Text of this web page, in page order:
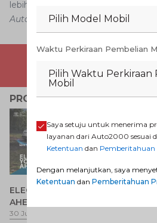
lebih dahulu.
Auto2000
PROMO TERKAIT
ELECTRIFY YOUR PATH
AHEAD
30 Jul 2026
Pilih Model Mobil
Waktu Perkiraan Pembelian
Pilih Waktu Perkiraan
Mobil
Saya setuju untuk menerima
layanan dari Auto2000 sesuai
Ketentuan dan Pemberitahuan
Dengan melanjutkan, saya
Ketentuan dan Pemberitahuan